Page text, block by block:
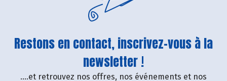
Restons en contact, inscrivez-vous à la
newsletter !
....et retrouvez nos offres, nos événements et nos